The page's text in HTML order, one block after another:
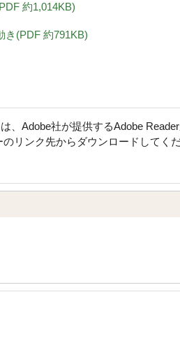
約1,014KB)
き(PDF 約791KB)
、Adobe社が提供するAdobe Reader
リンク先からダウンロードしてくだ